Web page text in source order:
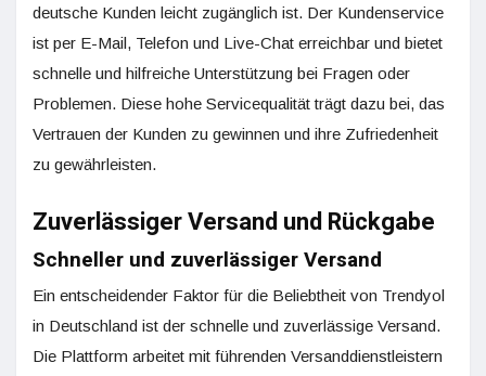
deutsche Kunden leicht zugänglich ist. Der Kundenservice
ist per E-Mail, Telefon und Live-Chat erreichbar und bietet
schnelle und hilfreiche Unterstützung bei Fragen oder
Problemen. Diese hohe Servicequalität trägt dazu bei, das
Vertrauen der Kunden zu gewinnen und ihre Zufriedenheit
zu gewährleisten.
Zuverlässiger Versand und Rückgabe
Schneller und zuverlässiger Versand
Ein entscheidender Faktor für die Beliebtheit von Trendyol
in Deutschland ist der schnelle und zuverlässige Versand.
Die Plattform arbeitet mit führenden Versanddienstleistern